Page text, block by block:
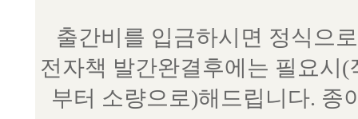
출간비를 입금하시면 정식으
전자책 발간완결후에는 필요시
부터 소량으로)해드립니다. 종